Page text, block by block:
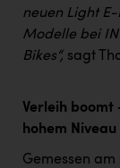
REMAX
RE/MAX
RUBBLE
neuen Light
Modelle bei
Bikes“, sagt
Verleih
hohem Niveau
Gemessen